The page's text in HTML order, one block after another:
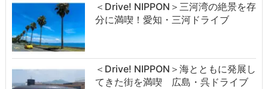
＜Drive! NIPPON＞三河湾の絶景を存
分に満喫！愛知・三河ドライブ
＜Drive! NIPPON＞海とともに発展し
てきた街を満喫 広島・呉ドライブ